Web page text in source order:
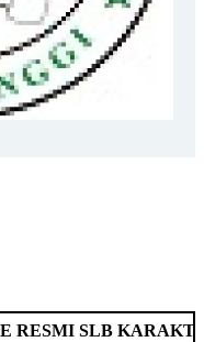
KARAKTER